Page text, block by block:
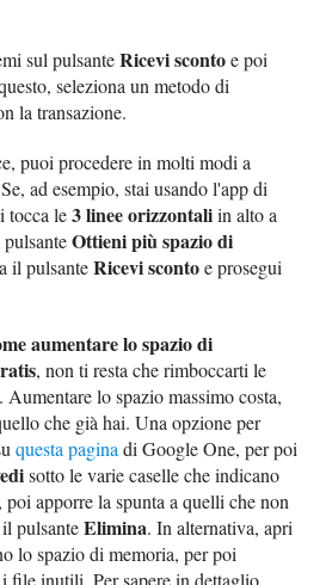
sul pulsanteRicevi scontoe poi
seleziona un metodo di
la transazione.
puoi procedere in molti modi a
ad esempio, stai usando l'app di
tocca le3 linee orizzontaliin alto a
pulsanteOttieni più spazio di
il pulsanteRicevi scontoe prosegui
aumentare lo spazio di
, non ti resta che rimboccarti le
lo spazio massimo costa,
che già hai. Una opzione per
questa pagina di Google One, per poi
sotto le varie caselle che indicano
apporre la spunta a quelli che non
il pulsanteElimina. In alternativa, apri
lo spazio di memoria, per poi
file inutili. Per sapere in dettaglio